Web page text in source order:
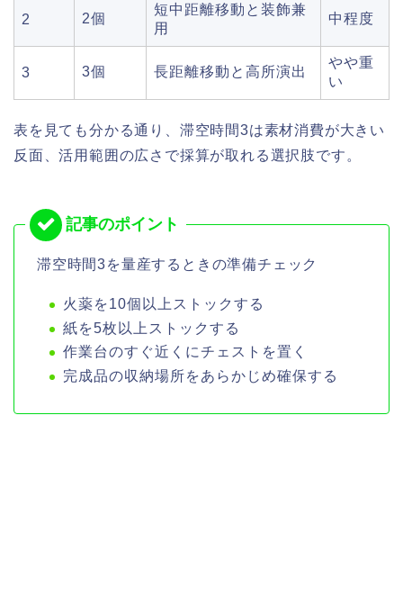
2 2個
短中距離移動と装飾兼
用
中程度
3 3個 長距離移動と高所演出
やや重
い
表を見ても分かる通り、滞空時間3は素材消費が大きい
反面、活用範囲の広さで採算が取れる選択肢です。
滞空時間3を量産するときの準備チェック
火薬を10個以上ストックする
紙を5枚以上ストックする
作業台のすぐ近くにチェストを置く
完成品の収納場所をあらかじめ確保する